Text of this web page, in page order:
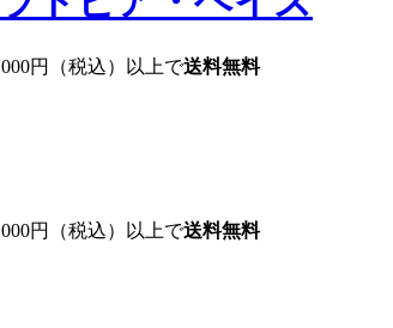
円 （税込）以上で送料無料
円 （税込）以上で送料無料